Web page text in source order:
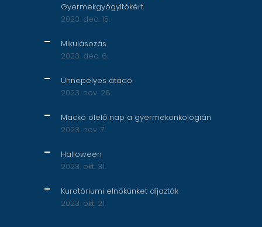
Gyermekgyógyítókért
2023. dec. 15.
Mikulásozás
2023. dec. 6.
Ünnepélyes átadó
2023. nov. 28.
Mackó ölelő nap a gyermekonkológián
2023. nov. 7.
Halloween
2023. okt. 31.
Kuratóriumi elnökünket díjazták
2023. okt. 21.